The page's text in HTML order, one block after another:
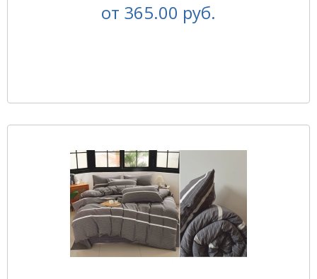
от 365.00 руб.